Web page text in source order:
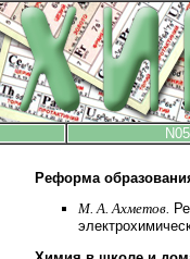
Реформа
М. А. Ахметов.